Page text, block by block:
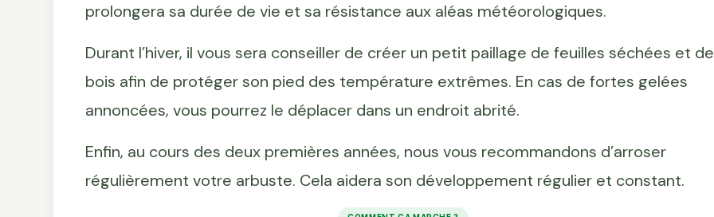
prolongera sa durée de vie et sa résistance aux aléas météorologiques.
Durant l’hiver, il vous sera conseiller de créer un petit paillage de feuilles séchées et de
bois afin de protéger son pied des température extrêmes. En cas de fortes gelées
annoncées, vous pourrez le déplacer dans un endroit abrité.
Enfin, au cours des deux premières années, nous vous recommandons d’arroser
régulièrement votre arbuste. Cela aidera son développement régulier et constant.